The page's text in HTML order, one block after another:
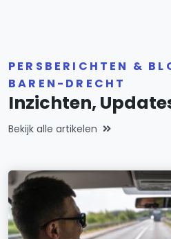
PERSBERICHTEN &
BAREN-DRECHT
Inzichten,
Bekijk alle artikelen